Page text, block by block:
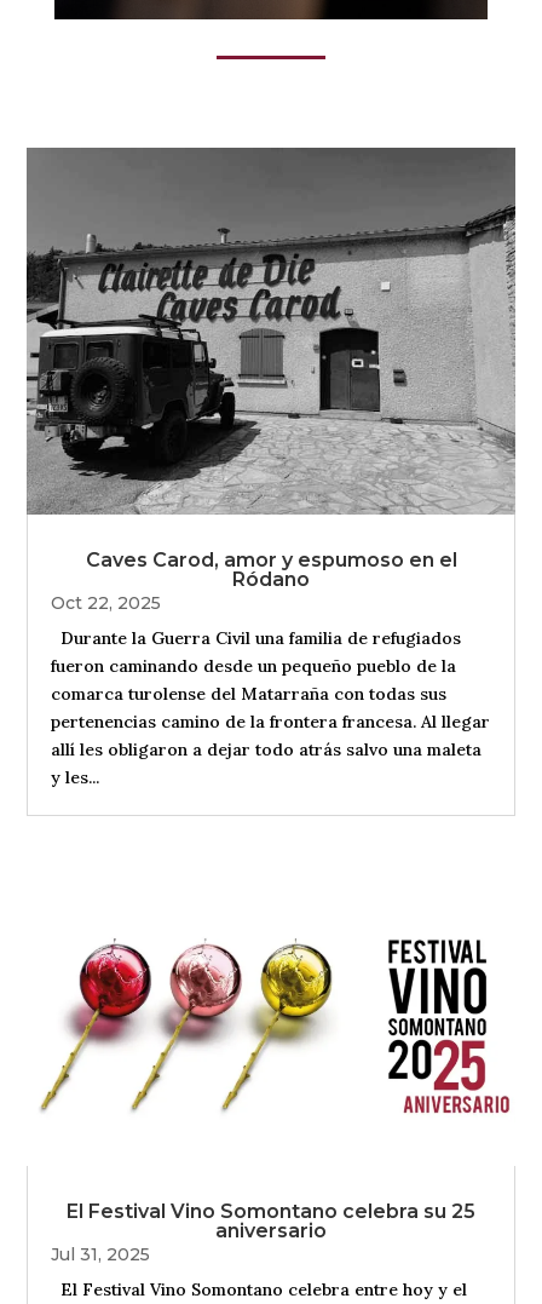
Caves Carod, amor y espumoso en el
Ródano
Oct 22, 2025
Durante la Guerra Civil una familia de refugiados
fueron caminando desde un pequeño pueblo de la
comarca turolense del Matarraña con todas sus
pertenencias camino de la frontera francesa. Al llegar
allí les obligaron a dejar todo atrás salvo una maleta
y les...
El Festival Vino Somontano celebra su 25
aniversario
Jul 31, 2025
El Festival Vino Somontano celebra entre hoy y el